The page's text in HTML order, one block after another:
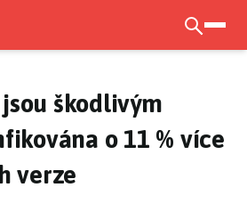
škodlivým
o 11 % více
verze